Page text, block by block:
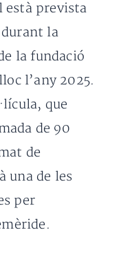
està prevista
la
la fundació
l’any 2025.
que
de 90
de
una de les
per